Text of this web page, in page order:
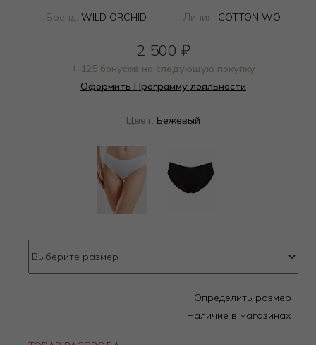
Бренд:WILD ORCHID Линия: COTTON WO
2 500 ₽
+ 125 бонусов на следующую покупку
Оформить Программу лояльности
Цвет: Бежевый
Определить размер
Наличие в магазинах